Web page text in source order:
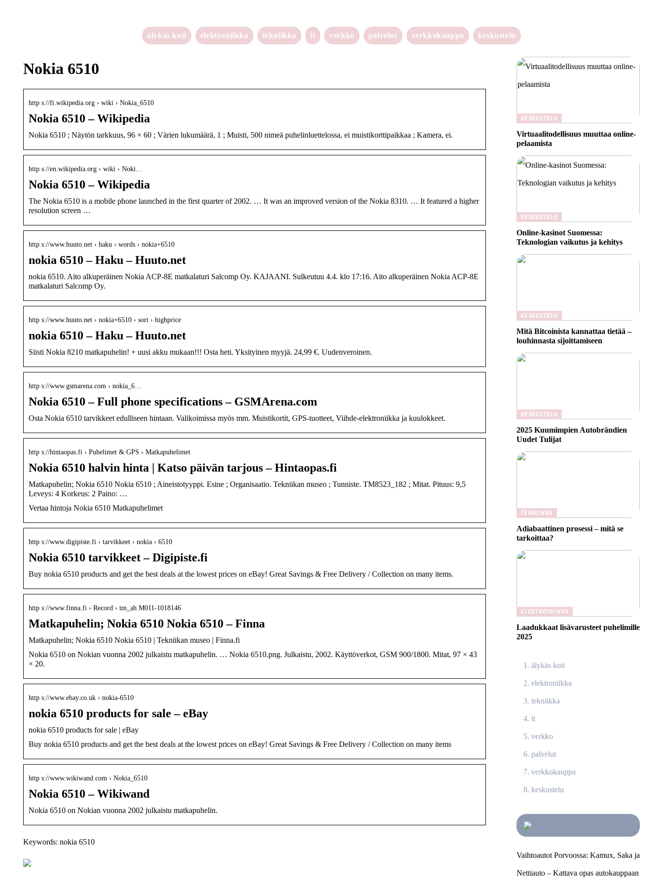
älykäs koti elektroniikka tekniikka it verkko palvelut verkkokauppa keskustelu
Nokia 6510
http s://fi.wikipedia.org › wiki › Nokia_6510
Nokia 6510 – Wikipedia
Nokia 6510 ; Näytön tarkkuus, 96 × 60 ; Värien lukumäärä, 1 ; Muisti, 500 nimeä puhelinluettelossa, ei muistikorttipaikkaa ; Kamera, ei.
http s://en.wikipedia.org › wiki › Noki…
Nokia 6510 – Wikipedia
The Nokia 6510 is a mobile phone launched in the first quarter of 2002. … It was an improved version of the Nokia 8310. … It featured a higher
resolution screen …
http s://www.huuto.net › haku › words › nokia+6510
nokia 6510 – Haku – Huuto.net
nokia 6510. Aito alkuperäinen Nokia ACP-8E matkalaturi Salcomp Oy. KAJAANI. Sulkeutuu 4.4. klo 17:16. Aito alkuperäinen Nokia ACP-8E
matkalaturi Salcomp Oy.
http s://www.huuto.net › nokia+6510 › sort › highprice
nokia 6510 – Haku – Huuto.net
Siisti Nokia 8210 matkapuhelin! + uusi akku mukaan!!! Osta heti. Yksityinen myyjä. 24,99 €. Uudenveroinen.
http s://www.gsmarena.com › nokia_6…
Nokia 6510 – Full phone specifications – GSMArena.com
Osta Nokia 6510 tarvikkeet edulliseen hintaan. Valikoimissa myös mm. Muistikortit, GPS-tuotteet, Viihde-elektroniikka ja kuulokkeet.
http s://hintaopas.fi › Puhelimet & GPS › Matkapuhelimet
Nokia 6510 halvin hinta | Katso päivän tarjous – Hintaopas.fi
Matkapuhelin; Nokia 6510 Nokia 6510 ; Aineistotyyppi. Esine ; Organisaatio. Tekniikan museo ; Tunniste. TM8523_182 ; Mitat. Pituus: 9,5
Leveys: 4 Korkeus: 2 Paino: …
Vertaa hintoja Nokia 6510 Matkapuhelimet
http s://www.digipiste.fi › tarvikkeet › nokia › 6510
Nokia 6510 tarvikkeet – Digipiste.fi
Buy nokia 6510 products and get the best deals at the lowest prices on eBay! Great Savings & Free Delivery / Collection on many items.
http s://www.finna.fi › Record › tm_ah.M011-1018146
Matkapuhelin; Nokia 6510 Nokia 6510 – Finna
Matkapuhelin; Nokia 6510 Nokia 6510 | Tekniikan museo | Finna.fi
Nokia 6510 on Nokian vuonna 2002 julkaistu matkapuhelin. … Nokia 6510.png. Julkaistu, 2002. Käyttöverkot, GSM 900/1800. Mitat, 97 × 43
× 20.
http s://www.ebay.co.uk › nokia-6510
nokia 6510 products for sale – eBay
nokia 6510 products for sale | eBay
Buy nokia 6510 products and get the best deals at the lowest prices on eBay! Great Savings & Free Delivery / Collection on many items
http s://www.wikiwand.com › Nokia_6510
Nokia 6510 – Wikiwand
Nokia 6510 on Nokian vuonna 2002 julkaistu matkapuhelin.
Keywords: nokia 6510
KESKUSTELU
Virtuaalitodellisuus muuttaa online-
pelaamista
KESKUSTELU
Online-kasinot Suomessa:
Teknologian vaikutus ja kehitys
KESKUSTELU
Mitä Bitcoinista kannattaa tietää –
louhinnasta sijoittamiseen
KESKUSTELU
2025 Kuumimpien Autobrändien
Uudet Tulijat
TEKNIIKKA
Adiabaattinen prosessi – mitä se
tarkoittaa?
ELEKTRONIIKKA
Laadukkaat lisävarusteet puhelimille
2025
älykäs koti
elektroniikka
tekniikka
it
verkko
palvelut
verkkokauppa
keskustelu
Vaihtoautot Porvoossa: Kamux, Saka ja
Nettiauto – Kattava opas autokauppaan